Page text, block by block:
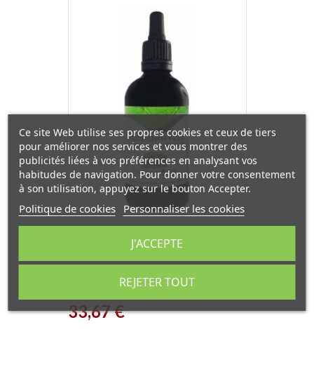
Chlorophylle Magnésienne
Catalyons
Prix
33,67 €
Ce site Web utilise ses propres cookies et ceux de tiers
pour améliorer nos services et vous montrer des
publicités liées à vos préférences en analysant vos
habitudes de navigation. Pour donner votre consentement
à son utilisation, appuyez sur le bouton Accepter.
Politique de cookies Personnaliser les cookies
REJETER TOUT
J'ACCEPTE